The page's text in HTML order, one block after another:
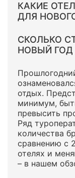
КАКИЕ
ДЛЯ
СКОЛЬКО
НОВЫЙ ГОД
отдых.
минимум,
превысить
Ряд
количества
сравнению с
отелях и
– в нашем